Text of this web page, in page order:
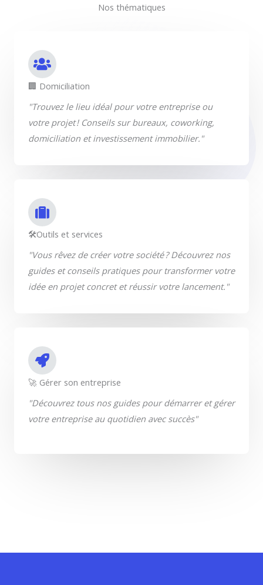
Nos thématiques
🏢 Domiciliation​
"Trouvez le lieu idéal pour votre entreprise ou
votre projet ! Conseils sur bureaux, coworking,
domiciliation et investissement immobilier."
🛠️Outils et services
"Vous rêvez de créer votre société ? Découvrez nos
guides et conseils pratiques pour transformer votre
idée en projet concret et réussir votre lancement."
🚀 Gérer son entreprise
"Découvrez tous nos guides pour démarrer et gérer
votre entreprise au quotidien avec succès"